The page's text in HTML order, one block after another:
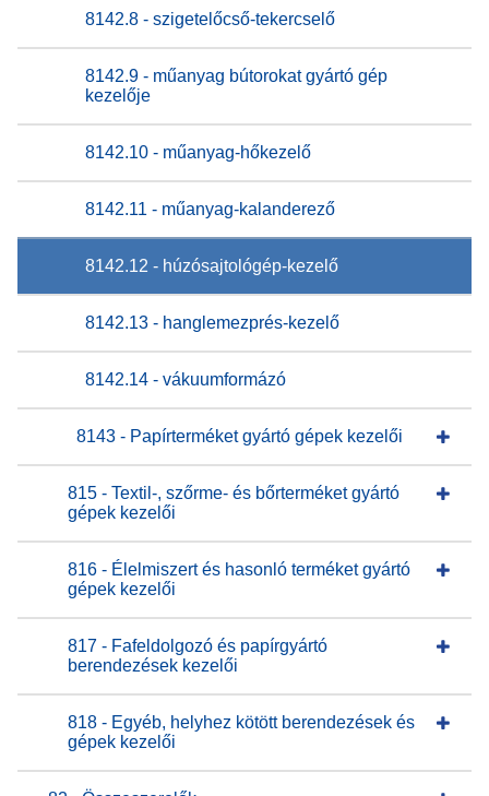
8142.8 - szigetelőcső-tekercselő
8142.9 - műanyag bútorokat gyártó gép
kezelője
8142.10 - műanyag-hőkezelő
8142.11 - műanyag-kalanderező
8142.12 - húzósajtológép-kezelő
8142.13 - hanglemezprés-kezelő
8142.14 - vákuumformázó
8143 - Papírterméket gyártó gépek kezelői
815 - Textil-, szőrme- és bőrterméket gyártó
gépek kezelői
816 - Élelmiszert és hasonló terméket gyártó
gépek kezelői
817 - Fafeldolgozó és papírgyártó
berendezések kezelői
818 - Egyéb, helyhez kötött berendezések és
gépek kezelői